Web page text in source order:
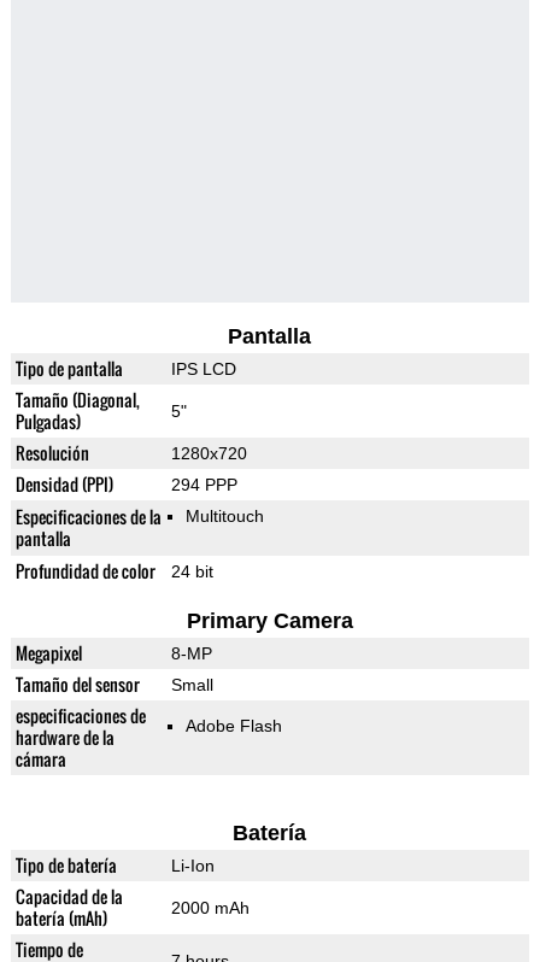
Pantalla
Tipo de pantalla IPS LCD
Tamaño (Diagonal,
Pulgadas)
5"
Resolución 1280x720
Densidad (PPI) 294 PPP
Especificaciones de la
pantalla
Multitouch
Profundidad de color 24 bit
Primary Camera
Megapixel 8-MP
Tamaño del sensor Small
especificaciones de
hardware de la
cámara
Adobe Flash
Batería
Tipo de batería Li-Ion
Capacidad de la
batería (mAh)
2000 mAh
Tiempo de